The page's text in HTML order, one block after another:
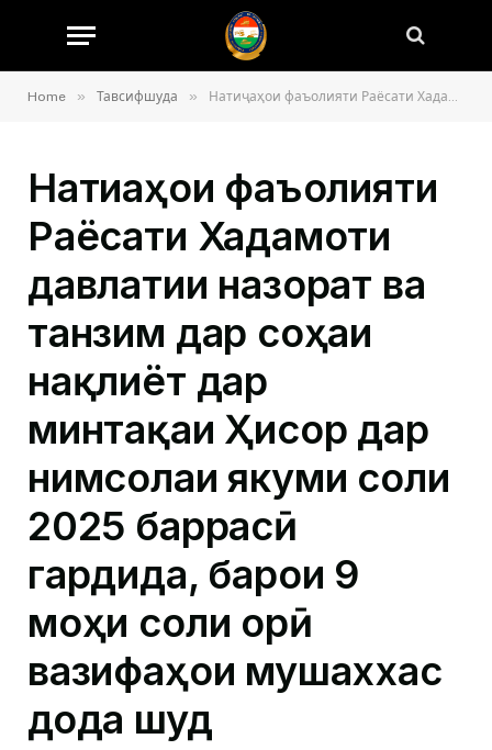
Home » Тавсифшуда » Натиҷаҳои фаъолияти Раёсати Хадамоти давлатии назорат ва танзим дар соҳаи нақлиёт дар минтақаи Ҳисор дар нимсолаи якуми соли 2025 баррасӣ гардида, барои 9 моҳи соли ҷорӣ вазифаҳои мушаххас дода шуд
Натиҷаҳои фаъолияти
Раёсати Хадамоти
давлатии назорат ва
танзим дар соҳаи
нақлиёт дар
минтақаи Ҳисор дар
нимсолаи якуми соли
2025 баррасӣ
гардида, барои 9
моҳи соли ҷорӣ
вазифаҳои мушаххас
дода шуд